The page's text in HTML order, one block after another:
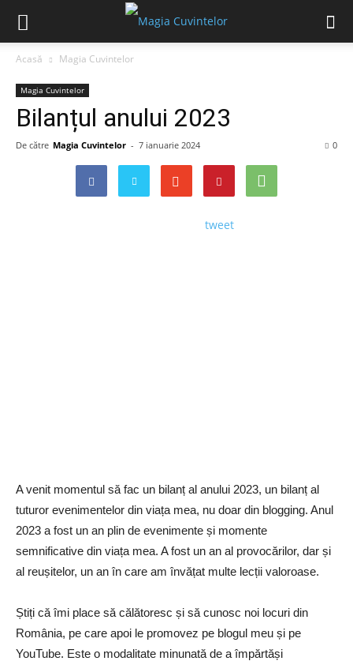
Acasă Magia Cuvintelor
Magia Cuvintelor
Bilanțul anului 2023
De către Magia Cuvintelor - 7 ianuarie 2024 0
tweet
A venit momentul să fac un bilanț al anului 2023, un bilanț al
tuturor evenimentelor din viața mea, nu doar din blogging. Anul
2023 a fost un an plin de evenimente și momente
semnificative din viața mea. A fost un an al provocărilor, dar și
al reușitelor, un an în care am învățat multe lecții valoroase.
Știți că îmi place să călătoresc și să cunosc noi locuri din
România, pe care apoi le promovez pe blogul meu și pe
YouTube. Este o modalitate minunată de a împărtăși